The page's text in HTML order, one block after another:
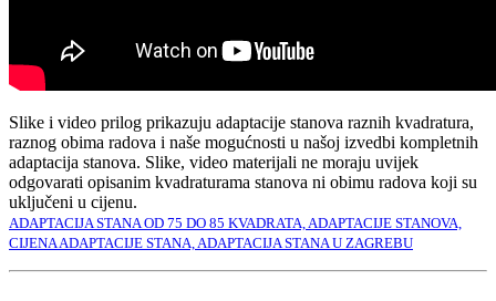
Slike i video prilog prikazuju adaptacije stanova raznih kvadratura,
raznog obima radova i naše mogućnosti u našoj izvedbi kompletnih
adaptacija stanova. Slike, video materijali ne moraju uvijek
odgovarati opisanim kvadraturama stanova ni obimu radova koji su
uključeni u cijenu.
ADAPTACIJA STANA OD 75 DO 85 KVADRATA, ADAPTACIJE STANOVA,
CIJENA ADAPTACIJE STANA, ADAPTACIJA STANA U ZAGREBU